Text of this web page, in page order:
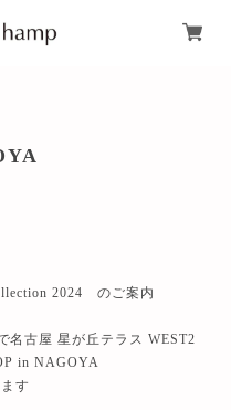
2024 のご案内
名古屋 星が丘テラス WEST2
in NAGOYA
す